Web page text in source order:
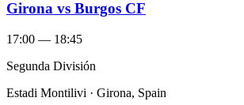
Girona vs Burgos CF
17:00 — 18:45
Segunda División
Estadi Montilivi · Girona, Spain